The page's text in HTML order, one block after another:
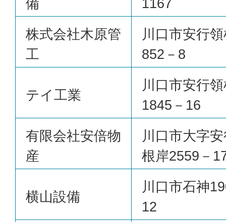
備
1167
株式会社木原管
工
川口市安行
852－8
テイ工業
川口市安行
1845－16
有限会社安倍物
産
川口市大字
根岸2559－
横山設備
川口市石神
12